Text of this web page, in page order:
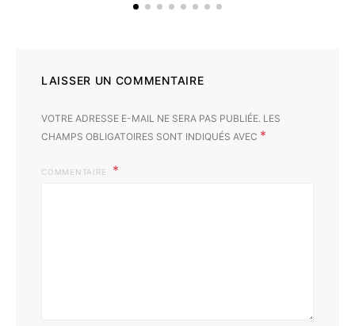
LAISSER UN COMMENTAIRE
VOTRE ADRESSE E-MAIL NE SERA PAS PUBLIÉE. LES
CHAMPS OBLIGATOIRES SONT INDIQUÉS AVEC *
COMMENTAIRE